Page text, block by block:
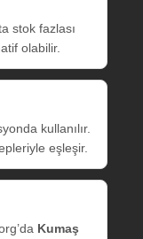
stok fazlası
olabilir.
kullanılır.
eşleşir.
Kumaş